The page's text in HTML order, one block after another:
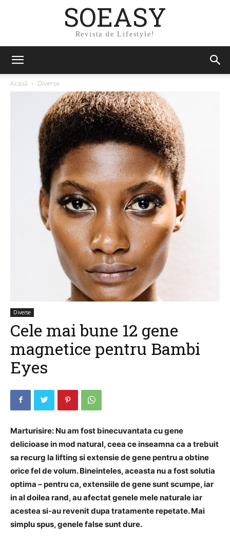
SOEASY
Revista de Lifestyle!
Acasă Diverse
Diverse
Cele mai bune 12 gene
magnetice pentru Bambi
Eyes
Marturisire: Nu am fost binecuvantata cu gene
delicioase in mod natural, ceea ce inseamna ca a trebuit
sa recurg la lifting si extensie de gene pentru a obtine
orice fel de volum.Bineinteles, aceasta nu a fost solutia
optima – pentru ca, extensiile de gene sunt scumpe, iar
in al doilea rand, au afectat genele mele naturale iar
acestea si-au revenitdupa tratamente repetate.Mai
simplu spus, genele false sunt dure.